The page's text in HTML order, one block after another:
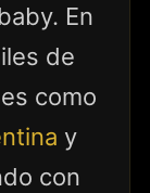
En
de
como
y
con